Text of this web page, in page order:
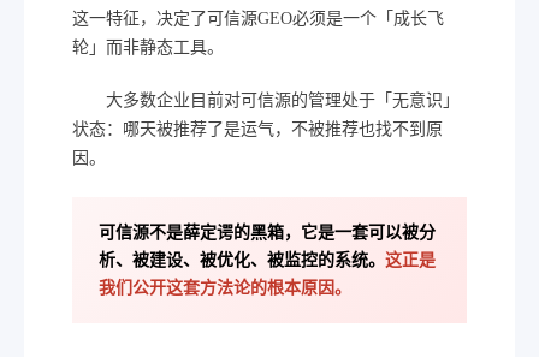
这一特征，决定了可信源GEO必须是一个「成长飞
轮」而非静态工具。
大多数企业目前对可信源的管理处于「无意识」
状态：哪天被推荐了是运气，不被推荐也找不到原
因。
可信源不是薛定谔的黑箱，它是一套可以被分
析、被建设、被优化、被监控的系统。 这正是
我们公开这套方法论的根本原因。